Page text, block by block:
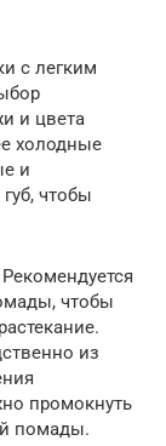
с легким
и цвета
холодные
и
чтобы
чтобы
из
промокнуть
помады.